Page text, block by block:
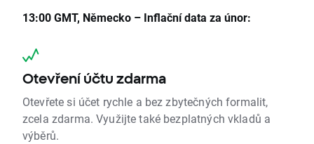
13:00 GMT, Německo – Inflační data za únor:
Otevření účtu zdarma
Otevřete si účet rychle a bez zbytečných formalit,
zcela zdarma. Využijte také bezplatných vkladů a
výběrů.